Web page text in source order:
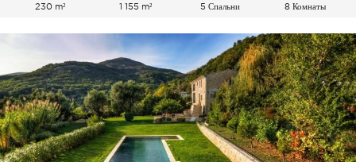
230 m² 1 155 m² 5 Спальни 8 Комнаты